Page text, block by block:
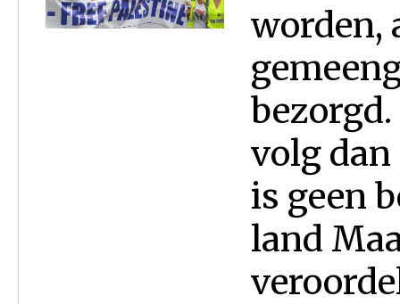
worden,
volg dan
is geen
land